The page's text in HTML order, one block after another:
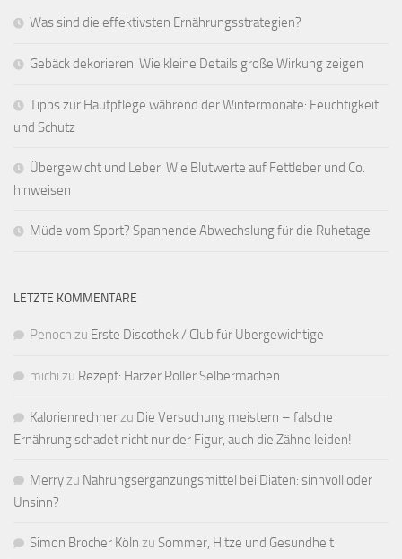
Was sind die effektivsten Ernährungsstrategien?
Gebäck dekorieren: Wie kleine Details große Wirkung zeigen
Tipps zur Hautpflege während der Wintermonate: Feuchtigkeit
und Schutz
Übergewicht und Leber: Wie Blutwerte auf Fettleber und Co.
hinweisen
Müde vom Sport? Spannende Abwechslung für die Ruhetage
LETZTE KOMMENTARE
Penoch zu Erste Discothek / Club für Übergewichtige
michi zu Rezept: Harzer Roller Selbermachen
Kalorienrechnerzu Die Versuchung meistern – falsche
Ernährung schadet nicht nur der Figur, auch die Zähne leiden!
Merryzu Nahrungsergänzungsmittel bei Diäten: sinnvoll oder
Unsinn?
Simon Brocher Köln zu Sommer, Hitze und Gesundheit